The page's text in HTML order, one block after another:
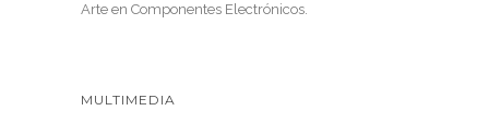
Arte en Componentes Electrónicos.
MULTIMEDIA